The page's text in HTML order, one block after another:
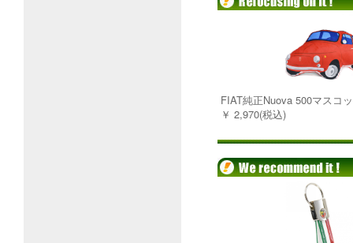
FIAT純正Nuova 500マスコ
￥ 2,970(税込)